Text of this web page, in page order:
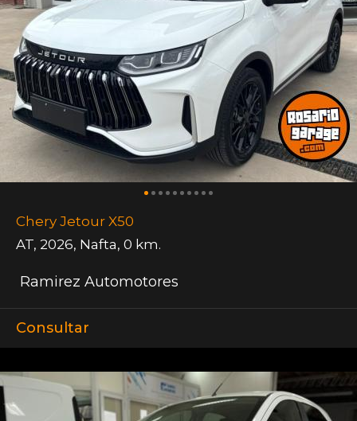
Chery Jetour X50
AT, 2026, Nafta, 0 km.
Ramirez Automotores
Consultar